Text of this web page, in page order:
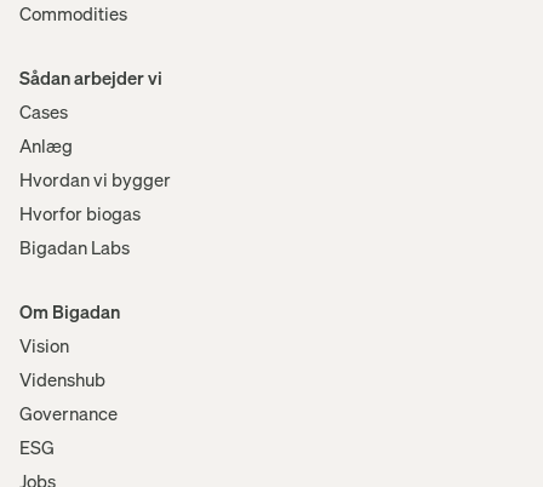
Commodities
Sådan arbejder vi
Cases
Anlæg
Hvordan vi bygger
Hvorfor biogas
Bigadan Labs
Om Bigadan
Vision
Videnshub
Governance
ESG
Jobs